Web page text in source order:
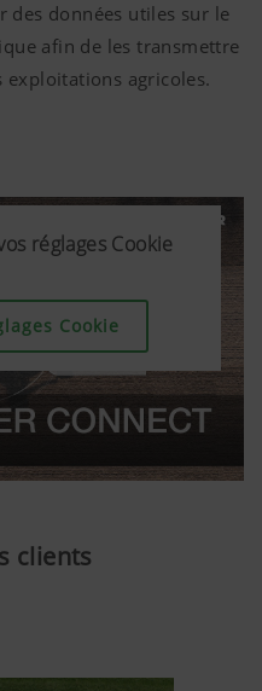
des données utiles sur le
afin de les transmettre
exploitations agricoles.
réglages Cookie
Cookie
réglages Cookie
Cookie
clients